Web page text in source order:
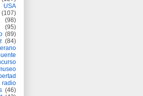
USA
(107)
(98)
(95)
(89)
(84)
radio
(46)